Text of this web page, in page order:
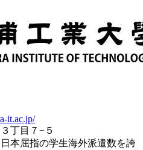
it.ac.jp/
丁目７−５
本屈指の学生海外派遣数を誇